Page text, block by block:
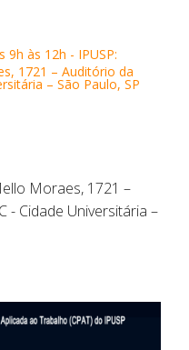
às 12h - IPUSP:
1721 – Auditório da
– São Paulo, SP
Moraes, 1721 –
- Cidade Universitária –